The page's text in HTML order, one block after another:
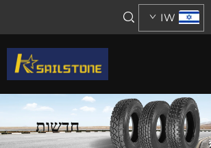
IW
חדשות